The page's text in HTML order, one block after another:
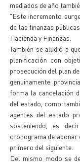
mediados de año
"Este incremento
de las finanzas
Hacienda y Finanzas.
También se aludió a
planificación con
prosecución del plan
genuinamente
forma la cancelación
del estado, como
agentes del estado
sosteniendo, es
cronograma de abonar
primero del siguiente.
Del mismo modo se